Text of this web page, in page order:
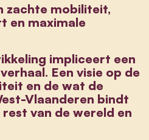
zachte mobiliteit,
en maximale
impliceert een
Een visie op de
en de wat de
Vlaanderen bindt
van de wereld en